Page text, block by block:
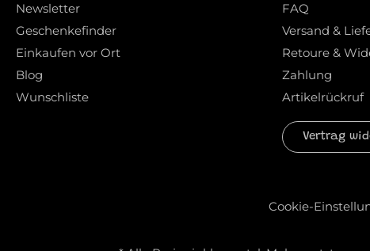
Newsletter
Geschenkefinder
Einkaufen vor Ort
Blog
Wunschliste
FAQ
Versand &
Retoure &
Zahlung
Artikelrückruf
Vertrag
Cookie-